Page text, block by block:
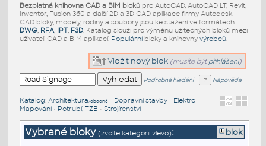
Bezplatná knihovna CAD a BIM blokůpro AutoCAD, AutoCAD LT, Revit,
Inventor, Fusion 360 a další 2D a 3D CAD aplikace firmy Autodesk.
CAD bloky, modely, rodiny a soubory jsou ke stažení ve formátech
DWG, RFA, IPT, F3D. Katalog slouží pro výměnu užitečných bloků mezi
uživateli CAD a BIM aplikací. Populárníbloky a knihovny výrobců.
Vložit nový blok (musíte být přihlášeni)
Podrobné hledání Nápověda
Katalog: Architektura/obecné• Dopravní stavby• Elektro•
Mapování• Potrubí, TZB • Strojírenství
Vybrané bloky (zvolte kategorii vlevo): blok